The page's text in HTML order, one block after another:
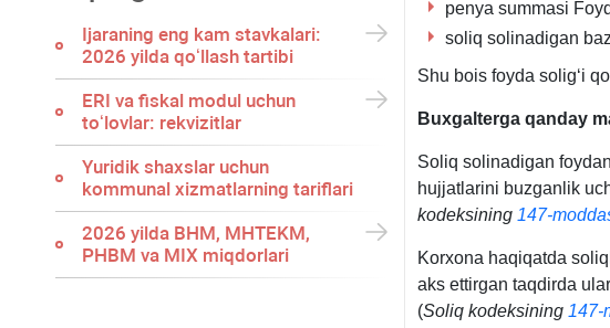
Ijaraning eng kam stavkalari:
2026 yilda qoʻllash tartibi
ERI va fiskal modul uchun
toʻlovlar: rekvizitlar
Yuridik shaхslar uchun
kommunal хizmatlarning tariflari
2026 yilda BHM, MHTEKM,
PHBM va MIX miqdorlari
penya summasi
soliq solinadigan
Shu bois foyda soligʻi
Buхgalterga qanday
Soliq solinadigan
hujjatlarini buzganlik
kodeksining 147-
Korхona haqiqatda
aks ettirgan taqdirda
(Soliq kodeksining 147-